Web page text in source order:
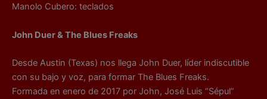
Manolo Cubero: teclados
John Duer & The Blues Freaks
Desde Austin (Texas) nos llega John Duer, líder indiscutible
con su bajo y voz, para formar The Blues Freaks.
Formada en enero de 2017 por John, José Luis “Sépul”